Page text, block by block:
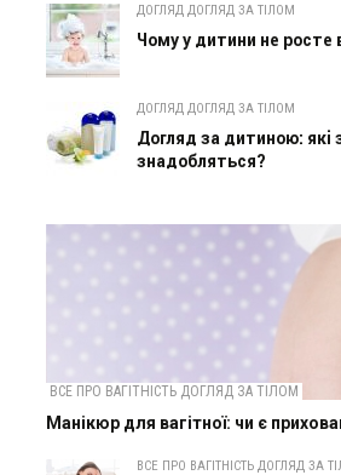
ДОГЛЯД ДОГЛЯД ЗА ТІЛОМ
Чому у дитини не росте
ДОГЛЯД ДОГЛЯД ЗА ТІЛОМ
Догляд за дитиною: які
знадобляться?
ВСЕ ПРО ВАГІТНІСТЬ ДОГЛЯД ЗА ТІЛОМ
Манікюр для вагітної: чи є
ВСЕ ПРО ВАГІТНІСТЬ ДОГЛЯД ЗА